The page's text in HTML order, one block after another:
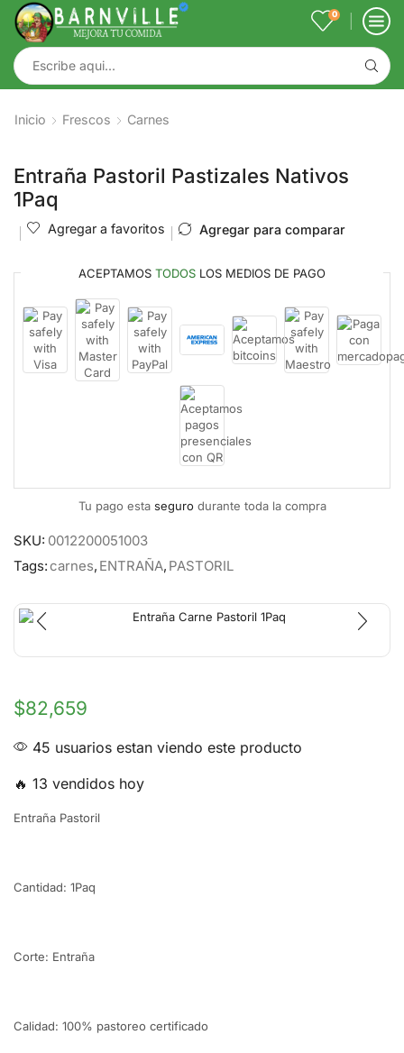
0
Inicio Frescos Carnes
Entraña Pastoril Pastizales Nativos
1Paq
Agregar a favoritos Agregar para comparar
ACEPTAMOS TODOS LOS MEDIOS DE PAGO
Tu pago esta segurodurante toda la compra
SKU: 0012200051003
Tags:carnes, ENTRAÑA, PASTORIL
$82,659
45 usuarios estan viendo este producto
🔥 13 vendidos hoy
Entraña Pastoril
Cantidad: 1Paq
Corte: Entraña
Calidad: 100% pastoreo certificado